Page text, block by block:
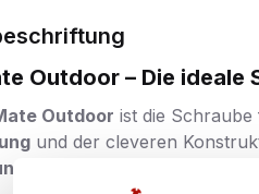
Outdoor – Die
Outdoor ist die
und der cleveren